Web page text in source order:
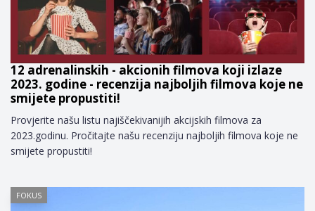
12 adrenalinskih - akcionih filmova koji izlaze
2023. godine - recenzija najboljih filmova koje ne
smijete propustiti!
Provjerite našu listu najiščekivanijih akcijskih filmova za
2023.godinu. Pročitajte našu recenziju najboljih filmova koje ne
smijete propustiti!
FOKUS